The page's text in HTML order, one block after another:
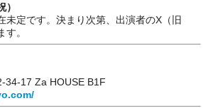
定です。決まり次第、出演者のX（旧
。
34-17 Za HOUSE B1F